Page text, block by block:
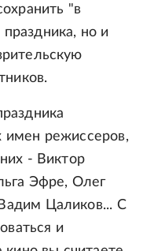
"в
но и
имен режиссеров,
- Виктор
Эфре, Олег
Цаликов... С
и